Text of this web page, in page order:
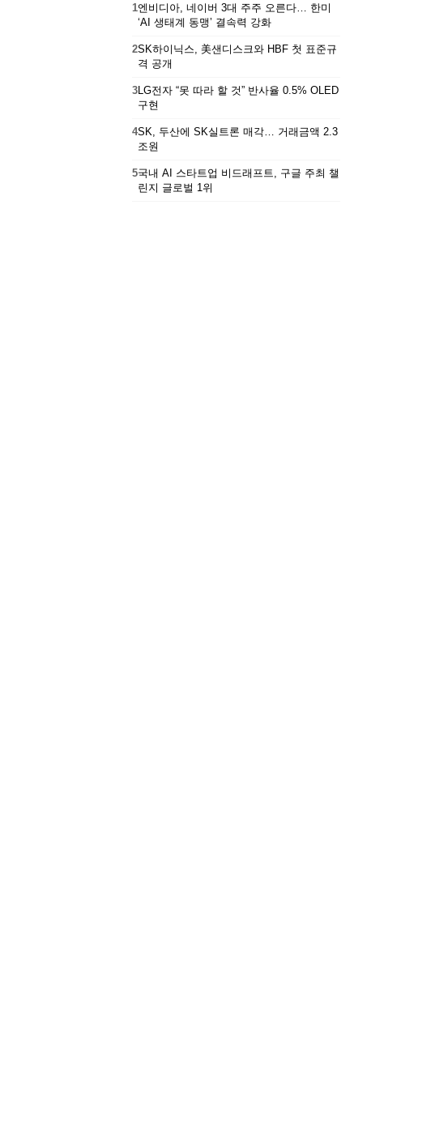
1엔비디아, 네이버 3대 주주 오른다… 한미
‘AI 생태계 동맹’ 결속력 강화
2SK하이닉스, 美샌디스크와 HBF 첫 표준규
격 공개
3LG전자 “못 따라 할 것” 반사율 0.5% OLED
구현
4SK, 두산에 SK실트론 매각… 거래금액 2.3
조원
5국내 AI 스타트업 비드래프트, 구글 주최 챌
린지 글로벌 1위